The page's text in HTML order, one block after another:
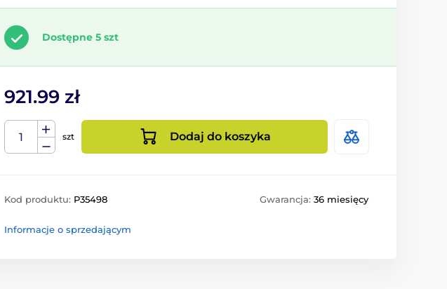
Dostępne 5 szt
921.99 zł
szt Dodaj do koszyka
Kod produktu: P35498 Gwarancja: 36 miesięcy
Informacje o sprzedającym